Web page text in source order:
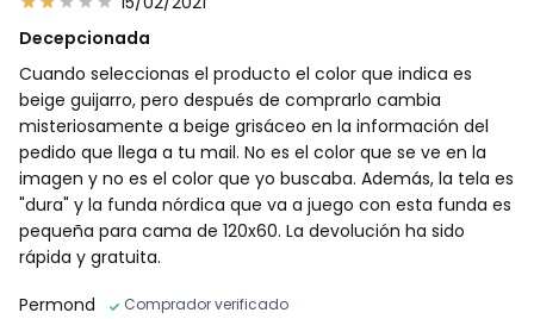
Decepcionada
Cuando seleccionas el producto el color que indica es
beige guijarro, pero después de comprarlo cambia
misteriosamente a beige grisáceo en la información del
pedido que llega a tu mail. No es el color que se ve en la
imagen y no es el color que yo buscaba. Además, la tela es
"dura" y la funda nórdica que va a juego con esta funda es
pequeña para cama de 120x60. La devolución ha sido
rápida y gratuita.
Permond
Comprador verificado